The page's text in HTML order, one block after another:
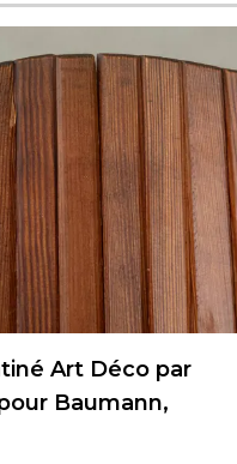
Art Déco par
Baumann,